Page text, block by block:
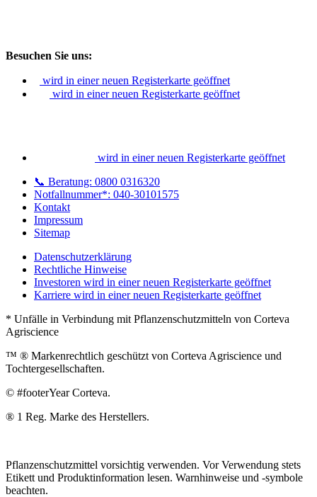
Besuchen Sie uns:
wird in einer neuen Registerkarte geöffnet
wird in einer neuen Registerkarte geöffnet
wird in einer neuen Registerkarte geöffnet
📞 Beratung: 0800 0316320
Notfallnummer*: 040-30101575
Kontakt
Impressum
Sitemap
Datenschutzerklärung
Rechtliche Hinweise
Investoren wird in einer neuen Registerkarte geöffnet
Karriere wird in einer neuen Registerkarte geöffnet
* Unfälle in Verbindung mit Pflanzenschutzmitteln von Corteva
Agriscience
™ ® Markenrechtlich geschützt von Corteva Agriscience und
Tochtergesellschaften.
© #footerYear Corteva.
® 1 Reg. Marke des Herstellers.
Pflanzenschutzmittel vorsichtig verwenden. Vor Verwendung stets
Etikett und Produktinformation lesen. Warnhinweise und -symbole
beachten.